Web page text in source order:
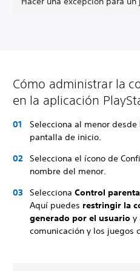
Cómo administrar la
en la aplicación
Selecciona al menor
pantalla de inicio.
Selecciona el ícono de
nombre del menor.
Selecciona Control
Aquí puedes restringir la
generado por el usuario y
comunicación y los juegos